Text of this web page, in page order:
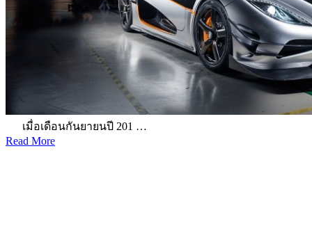
เมื่อเดือนกันยายนปี 201 …
Read More